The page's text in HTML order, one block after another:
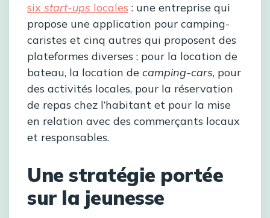
six start-ups locales : une entreprise qui
propose une application pour camping-
caristes et cinq autres qui proposent des
plateformes diverses ; pour la location de
bateau, la location de camping-cars, pour
des activités locales, pour la réservation
de repas chez l’habitant et pour la mise
en relation avec des commerçants locaux
et responsables.
Une stratégie portée
sur la jeunesse